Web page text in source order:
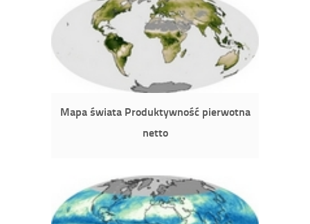
Mapa świata Produktywność pierwotna
netto